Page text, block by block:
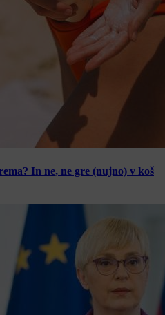
In ne, ne gre (nujno) v koš